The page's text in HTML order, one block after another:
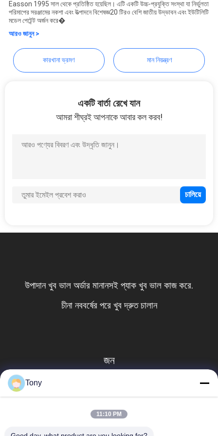
PRIVACY
POLICY
Easson 1995 সাল থেকে প্রতিষ্ঠিত হয়েছিল। এটি একটি উচ্চ-প্রযুক্তি সংস্থা যা নির্ভুলতা
পরিমাপের সরঞ্জামের নকশা এবং উত্পাদনে বিশেষজ্ঞ20 টিরও বেশি জাতীয় উদ্ভাবন এবং ইউটিলিটি
মডেল পেটেন্ট অর্জন করে�
আরও জানুন >
কারখানা ভ্রমণ মান নিয়ন্ত্রণ
একটি বার্তা রেখে যান
আমরা শীঘ্রই আপনাকে আবার কল করব!
উপাদান খুব ভাল অর্ডার মানানসই প্যাক খুব ভাল কাজ করে.
চীনা নববর্ষের পরে খুব দ্রুত চালান
জন
Tony
11:10 PM